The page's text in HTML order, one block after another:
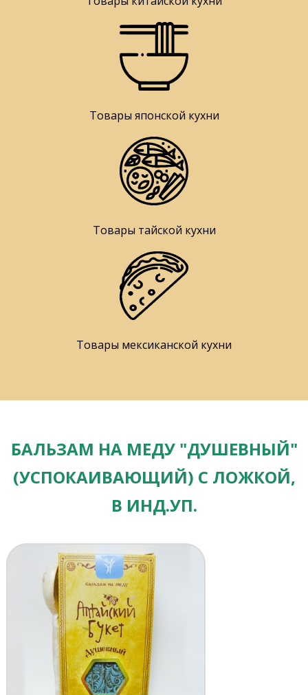
Товары японской кухни
Товары тайской кухни
Товары мексиканской кухни
БАЛЬЗАМ НА МЕДУ "ДУШЕВНЫЙ"
(УСПОКАИВАЮЩИЙ) С ЛОЖКОЙ,
В ИНД.УП.